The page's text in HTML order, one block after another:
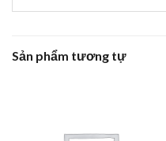
Sản phẩm tương tự